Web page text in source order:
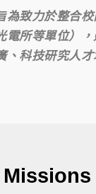
致力於整合校
所等單位）
、科技研究人才
Missions